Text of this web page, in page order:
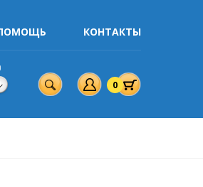
КОНТАКТЫ
0